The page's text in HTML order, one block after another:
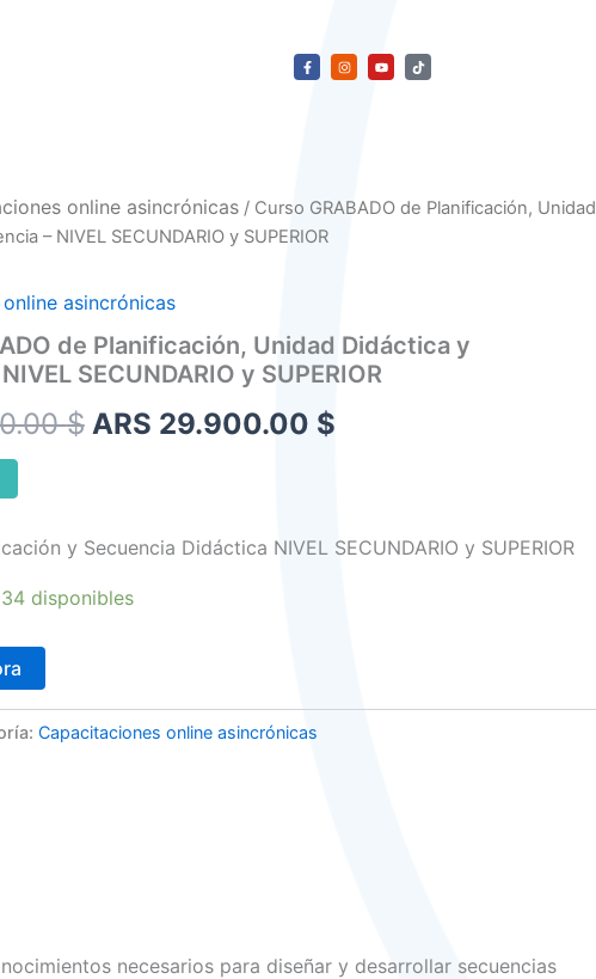
F
a
c
I
n
s
Y
o
u
T
i
k
online asincrónicas/ Curso GRABADO de Planificación, Unidad
– NIVEL SECUNDARIO y SUPERIOR
asincrónicas
de Planificación, Unidad Didáctica y
SECUNDARIO y SUPERIOR
$
precio
era:
ARS 35.000.00 $.
ARS 29.900.00 $
es:
ARS 29.900.00 $.
y Secuencia Didáctica NIVEL SECUNDARIO y SUPERIOR
34 disponibles
Capacitaciones online asincrónicas
necesarios para diseñar y desarrollar secuencias